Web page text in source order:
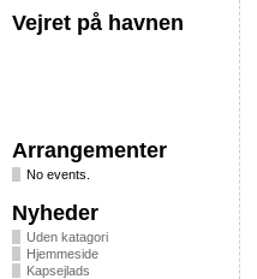
Vejret på havnen
Arrangementer
No events.
Nyheder
Uden katagori
Hjemmeside
Kapsejlads